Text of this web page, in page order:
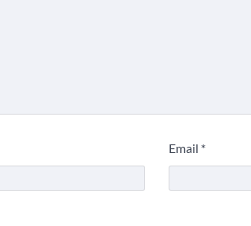
Email *